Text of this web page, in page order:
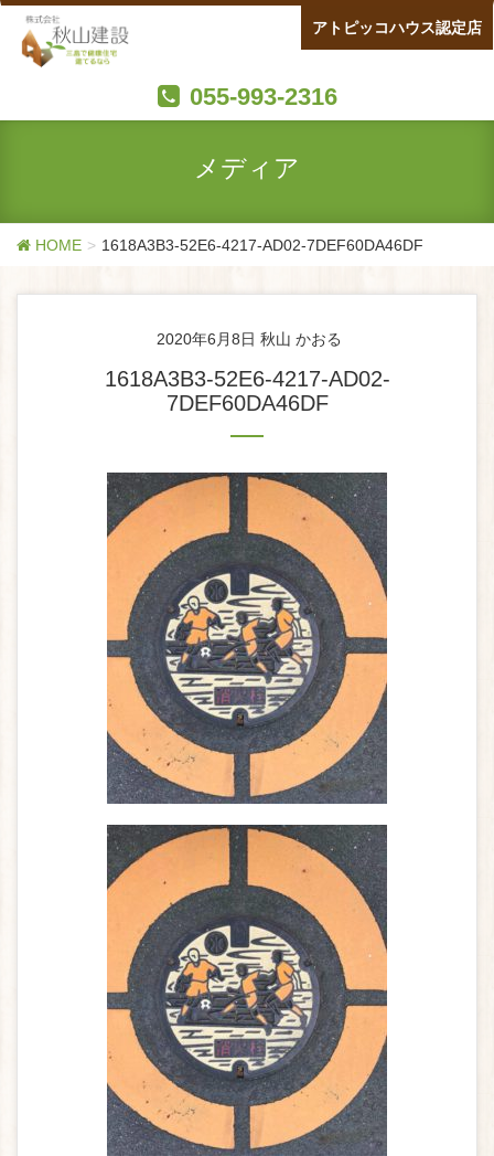
055-993-2316
アトピッコハウス認定店
メディア
HOME 1618A3B3-52E6-4217-AD02-7DEF60DA46DF
2020年6月8日 秋山 かおる
1618A3B3-52E6-4217-AD02-
7DEF60DA46DF